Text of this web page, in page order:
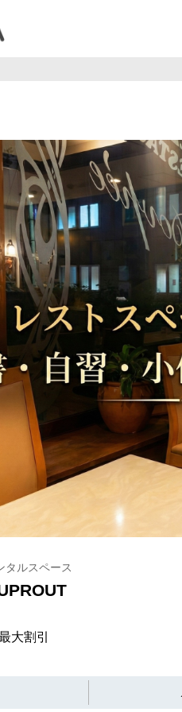
タルスペース
大割引